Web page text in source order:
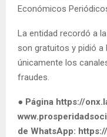
Económicos
La entidad recordó a
son gratuitos y pidió
únicamente los
fraudes.
● Página https://
de WhatsApp: